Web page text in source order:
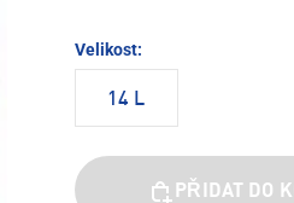
Velikost:
14 L
PŘIDAT DO